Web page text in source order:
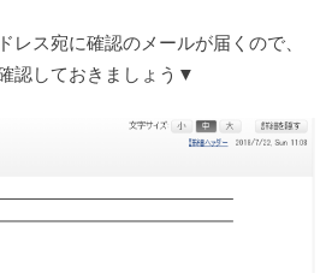
レス宛に確認のメールが届くので、
認しておきましょう▼